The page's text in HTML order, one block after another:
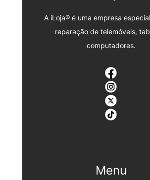
A iLoja® é uma empresa
reparação de telemóveis,
computadores.
Menu